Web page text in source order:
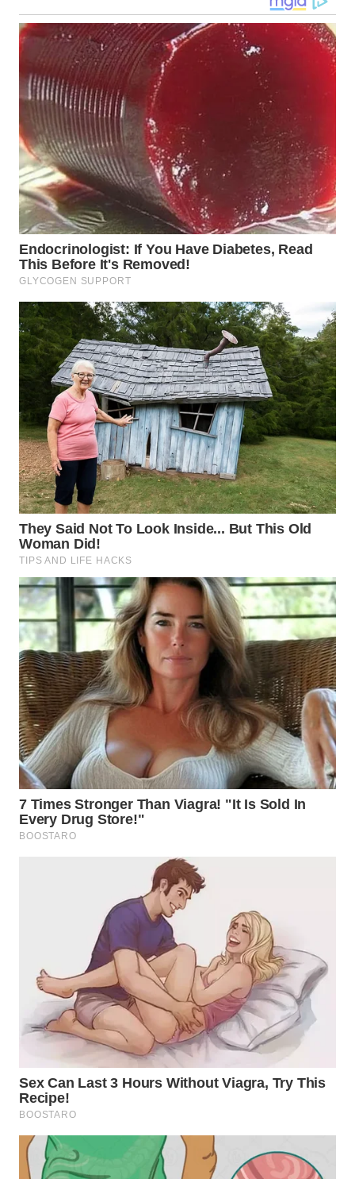
WN
KALTARA
WN
KALSEL
WN
KALTIM
WN
SULSEL
WN
GORONTALO
WN
SULUT
WN
MALUKU
WN
MALUT
WN
DAIRI
WN
DANAU
TOBA
WN
NIAS
WN
LANGKAT
WN
TAPANULI
SELATAN
WN
TANJUNG
SIMALUNGUN
WN
LABUHANBATU
WN
TAPANULI
TENGAH
WN DELI
SERDANG